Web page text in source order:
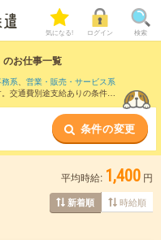
気になる! ログイン 検索
のお仕事一覧
系、 営業・販売・サービス系
交通費別途支給ありの条件の
条件の変更
平均時給: 1,400 円
新着順 時給順